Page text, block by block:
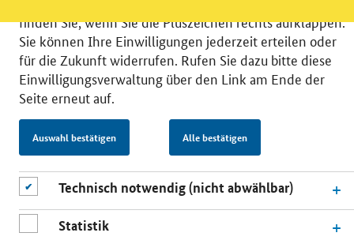
© 2026 Bundesministerium für Wirtschaft und Energie
RSS
Benutzerhinweise
Inhaltsverzeichnis
Impressum
Barrierefreiheit
Datenschutz
Einwilligungsverwaltung
finden Sie, wenn Sie die Pluszeichen rechts aufklappen.
Sie können Ihre Einwilligungen jederzeit erteilen oder
für die Zukunft widerrufen. Rufen Sie dazu bitte diese
Einwilligungsverwaltung über den Link am Ende der
Seite erneut auf.
Auswahl bestätigen Alle bestätigen
Technisch notwendig (nicht abwählbar)
Statistik